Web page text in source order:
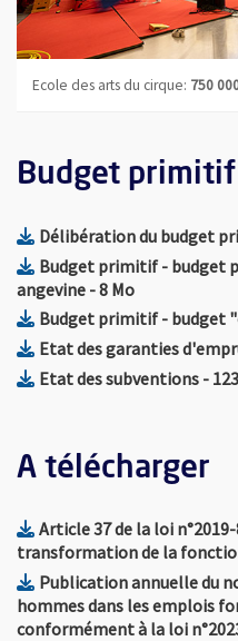
Ecole des arts du cirque: 750
Budget primitif
Délibération du budget
Budget primitif - budget
angevine, Fichier au format
- 8 Mo, Ouvre une
Budget primitif - budget
Etat des garanties
Etat des subventions,-
A télécharger
Article 37 de la loi
transformation de la
Publication annuelle du
hommes dans les emplois
conformément à la loi